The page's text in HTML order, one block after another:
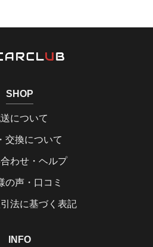
SHOP
について
交換について
わせ・ヘルプ
の声・口コミ
法に基づく表記
INFO